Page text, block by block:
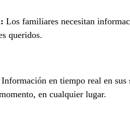
Los familiares necesitan
queridos.
Información en tiempo real en sus
en cualquier lugar.